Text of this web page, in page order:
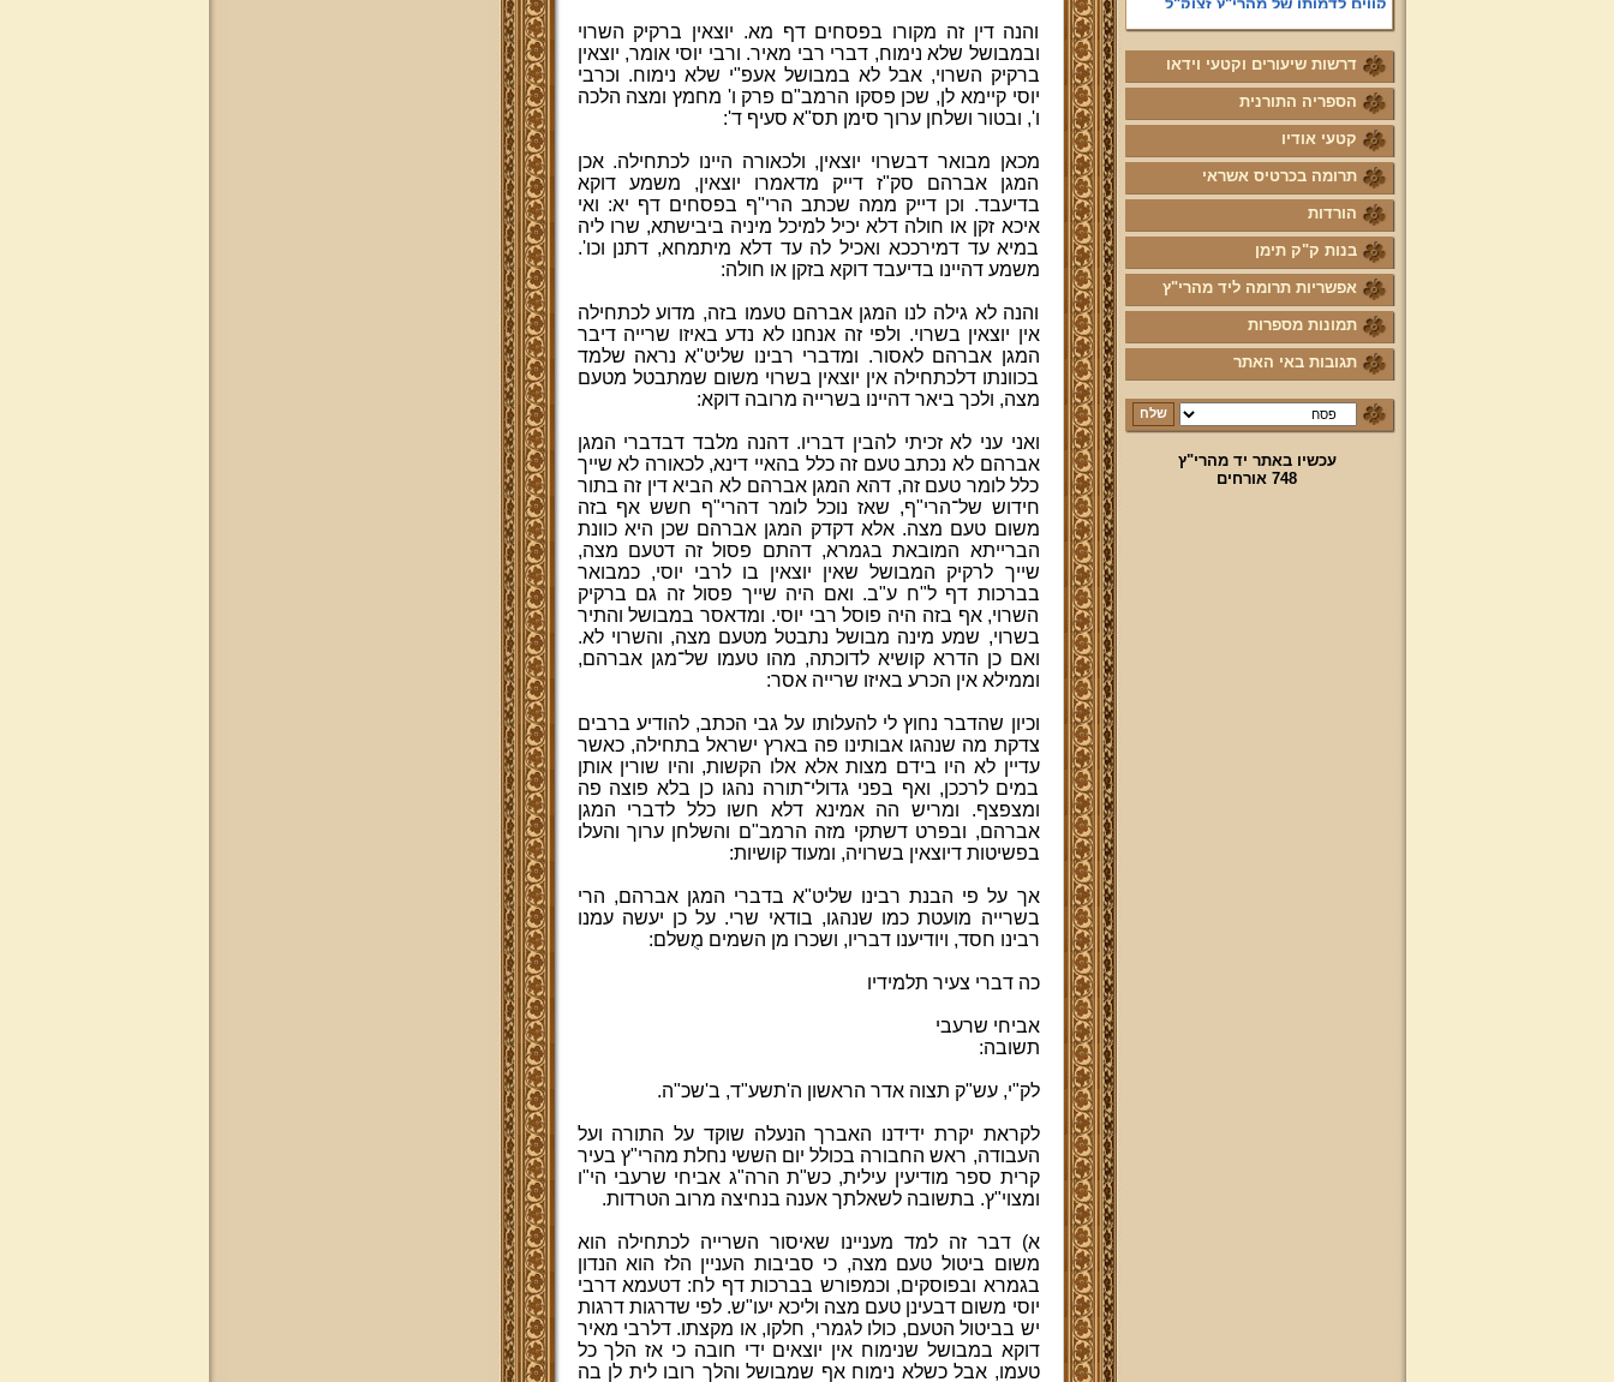
פניה נרגשת אל אחינו בני עדת תימן
יע"א די בכל אתר ואתר
טופס הוראת קבע
לוח לימוד "עמוד יומי" בספר הזוהר
הקדוש
קול קורא לעמוד על משמר מסורת
ק"ק תימן יע"א וחיזוקה
פרשת השבוע להאזנה מאת החזן
ה"ה יהודה דהרי הי"ו
הרשמה לקהילת מהרי"ץ
נוספו קטעי וידאו
השיעור השבועי
הבהרת מרן שליט"א על השיעור
פרויקט הכנסת ספרי מרן שליט"א
פרויקט הכנסת מאמרי מרן שליט"א
דרשות שיעורים וקטעי וידאו
הספריה התורנית
קטעי אודיו
תרומה בכרטיס אשראי
הורדות
בנות ק"ק תימן
אפשריות תרומה ליד מהרי"ץ
תמונות מספרות
תגובות באי האתר
עכשיו באתר יד מהרי"ץ
748 אורחים
והנה דין זה מקורו בפסחים דף מא. יוצאין ברקיק השרוי
ובמבושל שלא נימוח, דברי רבי מאיר. ורבי יוסי אומר, יוצאין
ברקיק השרוי, אבל לא במבושל אעפ"י שלא נימוח. וכרבי
יוסי קיימא לן, שכן פסקו הרמב"ם פרק ו' מחמץ ומצה הלכה
ו', ובטור ושלחן ערוך סימן תס"א סעיף ד':
מכאן מבואר דבשרוי יוצאין, ולכאורה היינו לכתחילה. אכן
המגן אברהם סק"ז דייק מדאמרו יוצאין, משמע דוקא
בדיעבד. וכן דייק ממה שכתב הרי"ף בפסחים דף יא: ואי
איכא זקן או חולה דלא יכיל למיכל מיניה ביבישתא, שרו ליה
במיא עד דמירככא ואכיל לה עד דלא מיתמחא, דתנן וכו'.
משמע דהיינו בדיעבד דוקא בזקן או חולה:
והנה לא גילה לנו המגן אברהם טעמו בזה, מדוע לכתחילה
אין יוצאין בשרוי. ולפי זה אנחנו לא נדע באיזו שרייה דיבר
המגן אברהם לאסור. ומדברי רבינו שליט"א נראה שלמד
בכוונתו דלכתחילה אין יוצאין בשרוי משום שמתבטל מטעם
מצה, ולכך ביאר דהיינו בשרייה מרובה דוקא:
ואני עני לא זכיתי להבין דבריו. דהנה מלבד דבדברי המגן
אברהם לא נכתב טעם זה כלל בהאיי דינא, לכאורה לא שייך
כלל לומר טעם זה, דהא המגן אברהם לא הביא דין זה בתור
חידוש של־הרי"ף, שאז נוכל לומר דהרי"ף חשש אף בזה
משום טעם מצה. אלא דקדק המגן אברהם שכן היא כוונת
הברייתא המובאת בגמרא, דהתם פסול זה דטעם מצה,
שייך לרקיק המבושל שאין יוצאין בו לרבי יוסי, כמבואר
בברכות דף ל"ח ע"ב. ואם היה שייך פסול זה גם ברקיק
השרוי, אף בזה היה פוסל רבי יוסי. ומדאסר במבושל והתיר
בשרוי, שמע מינה מבושל נתבטל מטעם מצה, והשרוי לא.
ואם כן הדרא קושיא לדוכתה, מהו טעמו של־מגן אברהם,
וממילא אין הכרע באיזו שרייה אסר:
וכיון שהדבר נחוץ לי להעלותו על גבי הכתב, להודיע ברבים
צדקת מה שנהגו אבותינו פה בארץ ישראל בתחילה, כאשר
עדיין לא היו בידם מצות אלא אלו הקשות, והיו שורין אותן
במים לרככן, ואף בפני גדולי־תורה נהגו כן בלא פוצה פה
ומצפצף. ומריש הה אמינא דלא חשו כלל לדברי המגן
אברהם, ובפרט דשתקי מזה הרמב"ם והשלחן ערוך והעלו
בפשיטות דיוצאין בשרויה, ומעוד קושיות:
אך על פי הבנת רבינו שליט"א בדברי המגן אברהם, הרי
בשרייה מועטת כמו שנהגו, בודאי שרי. על כן יעשה עמנו
רבינו חסד, ויודיענו דבריו, ושכרו מן השמים מֻשלם:
כה דברי צעיר תלמידיו
אביחי שרעבי
תשובה:
לק"י, עש"ק תצוה אדר הראשון ה'תשע"ד, ב'שכ"ה.
לקראת יקרת ידידנו האברך הנעלה שוקד על התורה ועל
העבודה, ראש החבורה בכולל יום הששי נחלת מהרי"ץ בעיר
קרית ספר מודיעין עילית, כש"ת הרה"ג אביחי שרעבי הי"ו
ומצוי"ץ. בתשובה לשאלתך אענה בנחיצה מרוב הטרדות.
א) דבר זה למד מעניינו שאיסור השרייה לכתחילה הוא
משום ביטול טעם מצה, כי סביבות העניין הלז הוא הנדון
בגמרא ובפוסקים, וכמפורש בברכות דף לח: דטעמא דרבי
יוסי משום דבעינן טעם מצה וליכא יעו"ש. לפי שדרגות דרגות
יש בביטול הטעם, כולו לגמרי, חלקו, או מקצתו. דלרבי מאיר
דוקא במבושל שנימוח אין יוצאים ידי חובה כי אז הלך כל
טעמו, אבל כשלא נימוח אף שמבושל והלך רובו לית לן בה